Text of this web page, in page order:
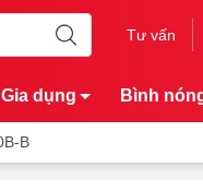
Tư vấn
Gia dụng Bình
B